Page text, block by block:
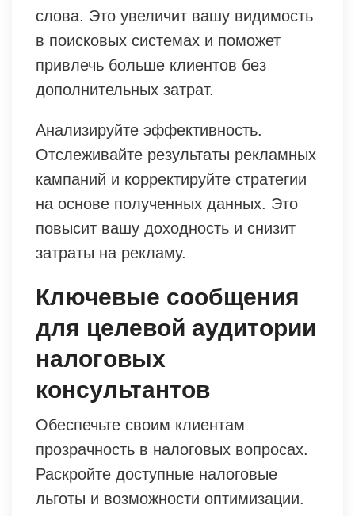
слова. Это увеличит вашу видимость
в поисковых системах и поможет
привлечь больше клиентов без
дополнительных затрат.
Анализируйте эффективность.
Отслеживайте результаты рекламных
кампаний и корректируйте стратегии
на основе полученных данных. Это
повысит вашу доходность и снизит
затраты на рекламу.
Ключевые сообщения
для целевой аудитории
налоговых
консультантов
Обеспечьте своим клиентам
прозрачность в налоговых вопросах.
Раскройте доступные налоговые
льготы и возможности оптимизации.